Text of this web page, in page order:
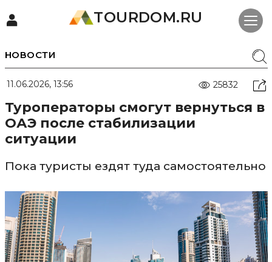
TOURDOM.RU
НОВОСТИ
11.06.2026, 13:56 25832
Туроператоры смогут вернуться в
ОАЭ после стабилизации
ситуации
Пока туристы ездят туда самостоятельно